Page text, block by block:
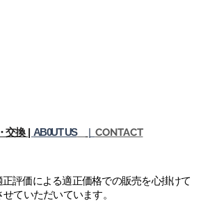
評価による適正価格での販売を心掛けて
ていただいています。
交換 | AB0UT US | CONTACT